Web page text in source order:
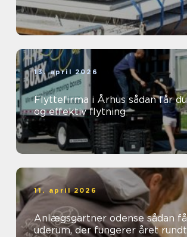
13. april 2026
Flyttefirma i Århus sådan får du en tryg
og effektiv flytning
11. april 2026
Anlægsgartner odense sådan får du et
uderum, der fungerer året rundt